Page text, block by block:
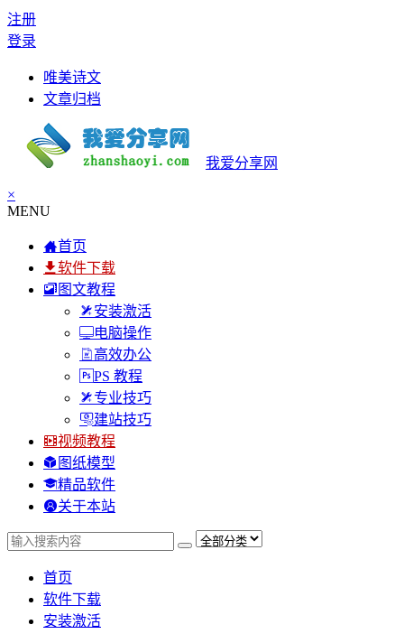
注册
登录
唯美诗文
文章归档
我爱分享网
×
MENU
首页
软件下载
图文教程
安装激活
电脑操作
高效办公
PS 教程
专业技巧
建站技巧
视频教程
图纸模型
精品软件
关于本站
首页
软件下载
安装激活